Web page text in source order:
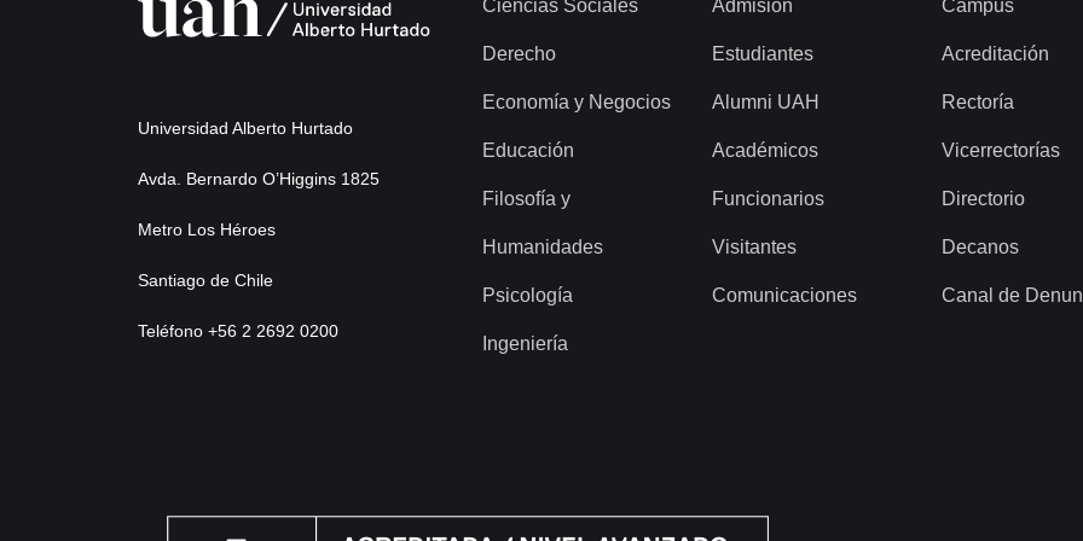
Universidad Alberto Hurtado
Avda. Bernardo O’Higgins 1825
Metro Los Héroes
Santiago de Chile
Teléfono +56 2 2692 0200
Ciencias Sociales
Derecho
Economía y Negocios
Educación
Filosofía y
Humanidades
Psicología
Ingeniería
Admisión
Estudiantes
Alumni UAH
Académicos
Funcionarios
Visitantes
Comunicaciones
Campus
Acreditación
Rectoría
Vicerrectorías
Directorio
Decanos
Canal de